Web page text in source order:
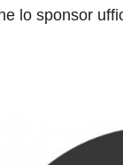
lo sponsor